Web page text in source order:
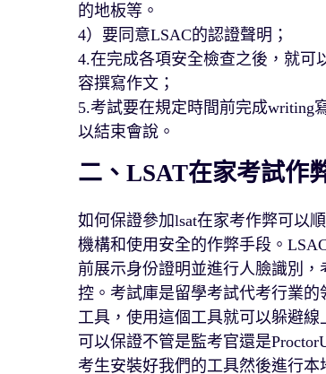
的地板等。
4）要同意LSAC的認證聲明；
4.在完成各項安全檢查之後，就可
容撰寫作文；
5.考試要在規定時間前完成writing
以結束會說。
二、LSAT在家考試作
如何保證參加lsat在家考作弊可以
機構和使用安全的作弊手段。
前展示身份證明並進行人臉識別
控。考試庫是留學考試代考行業
工具，使用這個工具就可以躲避
可以保證不管是監考官還是
考生安裝好我們的工具然後進行